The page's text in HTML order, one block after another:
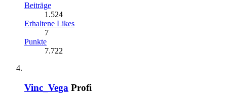
Beiträge
1.524
Erhaltene Likes
7
Punkte
7.722
Vinc_Vega Profi